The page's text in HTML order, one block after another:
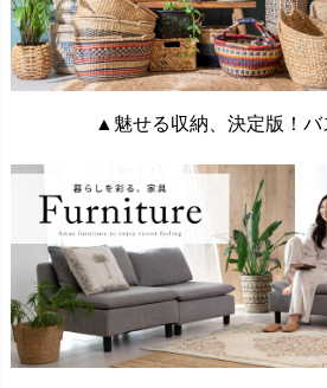
▲魅せる収納、決定版！バ